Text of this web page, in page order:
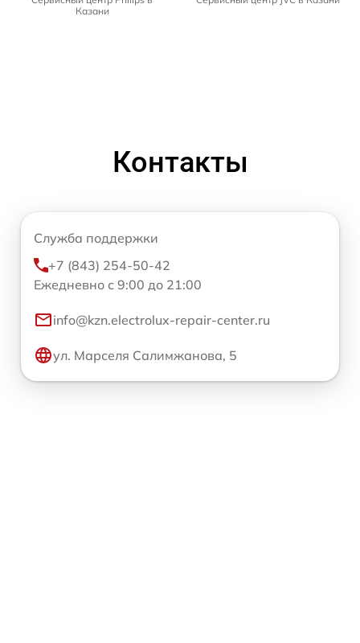
Казани
Контакты
Служба поддержки
+7 (843) 254-50-42
Ежедневно с 9:00 до 21:00
info@kzn.electrolux-repair-center.ru
ул. Марселя Салимжанова, 5